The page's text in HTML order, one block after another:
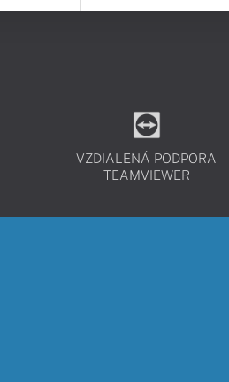
VZDIALENÁ PODPORA
TEAMVIEWER